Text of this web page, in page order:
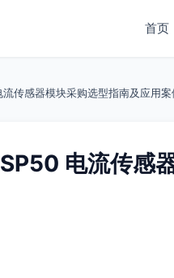
首页
传感器模块采购选型指南及应用
电流传感